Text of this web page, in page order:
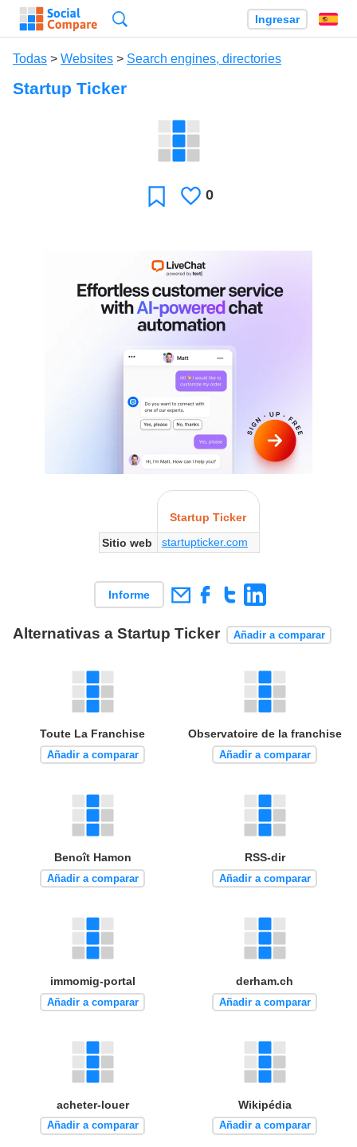
Ingresar
Todas > Websites > Search engines, directories
Startup Ticker
Favoritos
Le
0
Startup Ticker
Sitio web
startupticker.com
Informe
Alternativas a Startup Ticker Añadir a comparar
Toute La Franchise
Añadir a comparar
Observatoire de la franchise
Añadir a comparar
Benoît Hamon
Añadir a comparar
RSS-dir
Añadir a comparar
immomig-portal
Añadir a comparar
derham.ch
Añadir a comparar
acheter-louer
Añadir a comparar
Wikipédia
Añadir a comparar